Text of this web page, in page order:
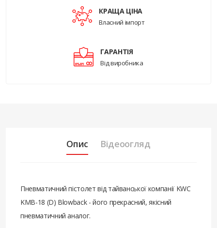
КРАЩА ЦІНА
Власний імпорт
ГАРАНТІЯ
Від виробника
Опис Відеоогляд
Пневматичний пістолет від тайванської компанії KWC
KMB-18 (D) Blowback - його прекрасний, якісний
пневматичний аналог.